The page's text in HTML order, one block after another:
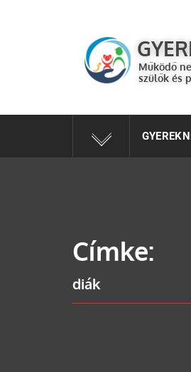
Működő
szülők és
Címke:
diák